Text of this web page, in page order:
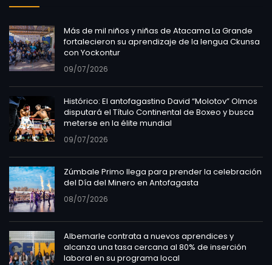
Más de mil niños y niñas de Atacama La Grande
fortalecieron su aprendizaje de la lengua Ckunsa
con Yockontur
09/07/2026
Histórico: El antofagastino David “Molotov” Olmos
disputará el Título Continental de Boxeo y busca
meterse en la élite mundial
09/07/2026
Zúmbale Primo llega para prender la celebración
del Día del Minero en Antofagasta
08/07/2026
Albemarle contrata a nuevos aprendices y
alcanza una tasa cercana al 80% de inserción
laboral en su programa local